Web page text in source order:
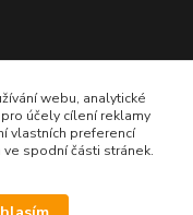
webu, analytické
účely cílení reklamy
vlastních preferencí
spodní části stránek.